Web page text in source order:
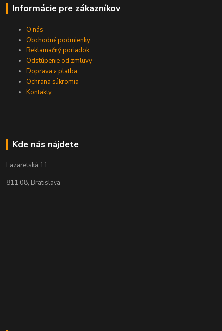
Informácie pre zákazníkov
O nás
Obchodné podmienky
Reklamačný poriadok
Odstúpenie od zmluvy
Doprava a platba
Ochrana súkromia
Kontakty
Kde nás nájdete
Lazaretská 11
811 08, Bratislava